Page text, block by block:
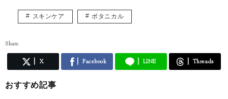
スキンケア ボタニカル
Share
X Facebook LINE Threads
おすすめ記事